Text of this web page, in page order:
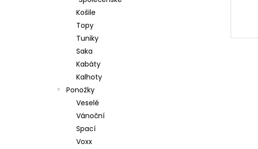
Košile
Topy
Tuniky
Saka
Kabáty
Kalhoty
Ponožky
Veselé
Vánoční
Spací
Voxx